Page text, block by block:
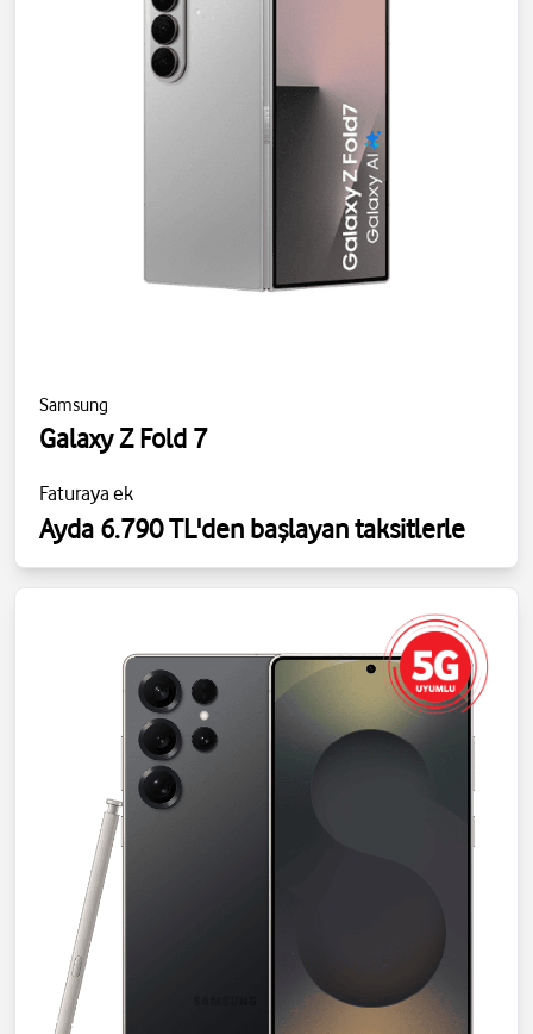
Samsung
Galaxy Z Fold 7
Faturaya ek
Ayda 6.790 TL'den başlayan taksitlerle